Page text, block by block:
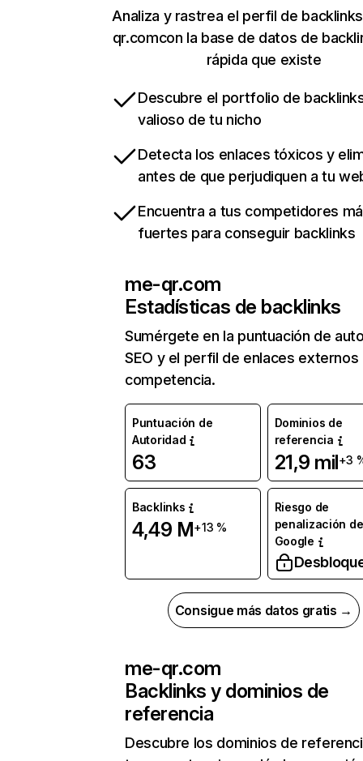
Analiza y rastrea el perfil de
qr.comcon la base de datos de
rápida que existe
Descubre el portfolio de
valioso de tu nicho
Detecta los enlaces tóxicos y
antes de que perjudiquen a tu
Encuentra a tus competidores
fuertes para conseguir backlinks
me-qr.com
Estadísticas de backlinks
Sumérgete en la puntuación de
SEO y el perfil de enlaces externos
competencia.
Puntuación de
Autoridad
63
Dominios de
referencia
21,9 mil+3
Backlinks
4,49 M+13 %
Riesgo de
penalización de
Google
Consigue más datos gratis →
me-qr.com
Backlinks y dominios de
referencia
Descubre los dominios de